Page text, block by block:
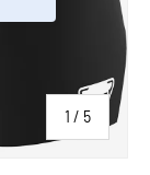
1 / de
5